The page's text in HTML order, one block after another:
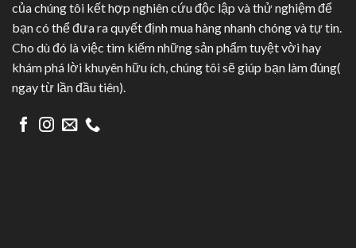
của chúng tôi kết hợp nghiên cứu độc lập và thử nghiệm để
bạn có thể đưa ra quyết định mua hàng nhanh chóng và tự tin.
Cho dù đó là việc tìm kiếm những sản phẩm tuyệt vời hay
khám phá lời khuyên hữu ích, chúng tôi sẽ giúp bạn làm đúng(
ngay từ lần đầu tiên).